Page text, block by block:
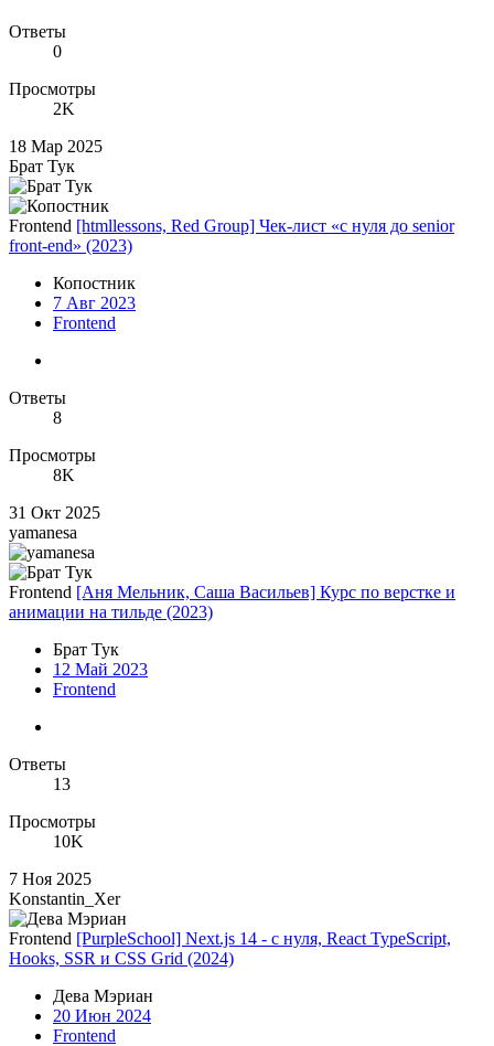
Ответы
0
Просмотры
2K
18 Мар 2025
Брат Тук
Frontend [htmllessons, Red Group] Чек-лист «с нуля до senior
front-end» (2023)
Копостник
7 Авг 2023
Frontend
Ответы
8
Просмотры
8K
31 Окт 2025
yamanesa
Frontend [Аня Мельник, Саша Васильев] Курс по верстке и
анимации на тильде (2023)
Брат Тук
12 Май 2023
Frontend
Ответы
13
Просмотры
10K
7 Ноя 2025
Konstantin_Xer
Frontend [PurpleSchool] Next.js 14 - с нуля, React TypeScript,
Hooks, SSR и CSS Grid (2024)
Дева Мэриан
20 Июн 2024
Frontend